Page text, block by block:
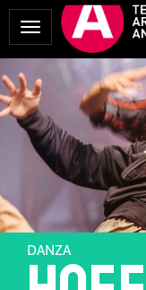
Mostrar
Menú
DANZA